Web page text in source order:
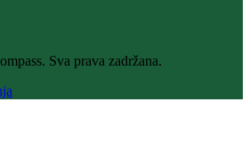
Sva prava zadržana.